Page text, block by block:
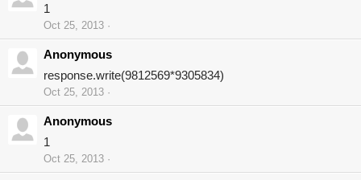
1
Oct 25, 2013
Anonymous
response.write(9812569*9305834)
Oct 25, 2013
Anonymous
1
Oct 25, 2013